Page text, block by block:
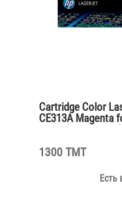
Cartridge Color
CE313A Magenta
1300 TMT
Есть